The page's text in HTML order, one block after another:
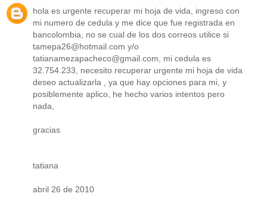
hola es urgente recuperar mi hoja de vida, ingreso con
mi numero de cedula y me dice que fue registrada en
bancolombia, no se cual de los dos correos utilice si
tamepa26@hotmail.com y/o
tatianamezapacheco@gmail.com, mi cedula es
32.754.233, necesito recuperar urgente mi hoja de vida
deseo actualizarla , ya que hay opciones para mi, y
posiblemente aplico, he hecho varios intentos pero
nada,
gracias
tatiana
abril 26 de 2010